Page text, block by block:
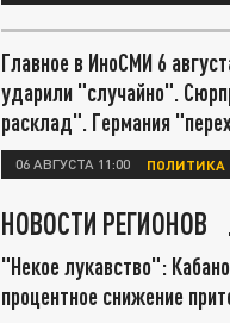
Главное в ИноСМИ 6
ударили "случайно".
расклад". Германия
06 АВГУСТА 11:00 ПОЛИТИКА
НОВОСТИ РЕГИОНОВ
"Некое лукавство":
процентное снижение